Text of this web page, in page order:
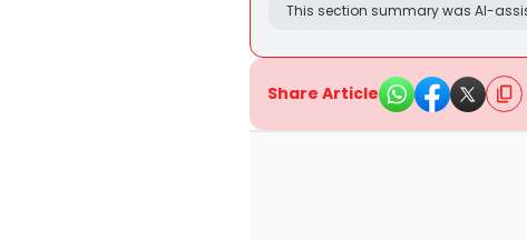
This section summary was AI-
Share Article